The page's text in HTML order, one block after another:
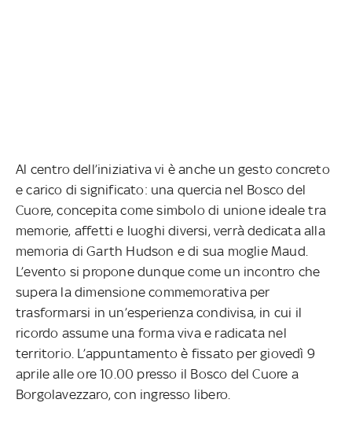
Al centro dell’iniziativa vi è anche un gesto concreto
e carico di significato: una quercia nel Bosco del
Cuore, concepita come simbolo di unione ideale tra
memorie, affetti e luoghi diversi, verrà dedicata alla
memoria di Garth Hudson e di sua moglie Maud.
L’evento si propone dunque come un incontro che
supera la dimensione commemorativa per
trasformarsi in un’esperienza condivisa, in cui il
ricordo assume una forma viva e radicata nel
territorio. L’appuntamento è fissato per giovedì 9
aprile alle ore 10.00 presso il Bosco del Cuore a
Borgolavezzaro, con ingresso libero.